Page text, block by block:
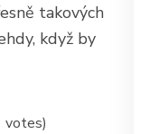
takových
když by
votes)